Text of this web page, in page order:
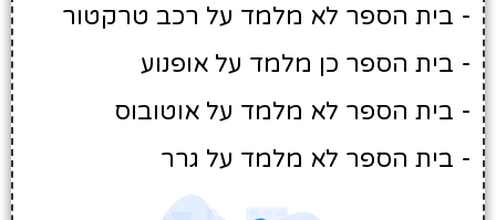
- בית הספר לא מלמד על רכב טרקטור
- בית הספר כן מלמד על אופנוע
- בית הספר לא מלמד על אוטובוס
- בית הספר לא מלמד על גרר